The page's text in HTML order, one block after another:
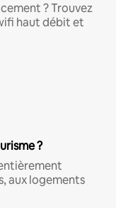
? Trouvez
haut débit et
?
aux logements